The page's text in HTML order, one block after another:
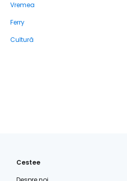
Vremea
Ferry
Cultură
Cestee